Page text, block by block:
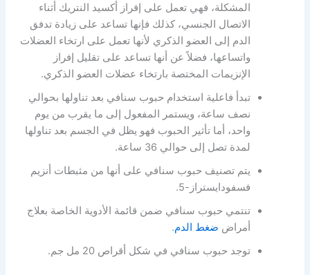
المشكلة، فهي تعمل على إفراز أكسيد النتريك أثناء
الاتصال الجنسي، كذلك فإنها تساعد على زيادة تدفق
الدم إلى العضو الذكري لأنها تعمل على ارتخاء العضلات
واتساعها، فضلاً عن أنها تساعد على تقليل إفراز
الإنزيمات المختصة بارتخاء عضلات العضو الذكري.
تبدأ فاعلية استخدام حبوب سنافي بعد تناولها بحوالي
نصف ساعة، ويستمر المفعول إلى ما يقرب من يوم
واحد، أما تأثير الحبوب فهو يظل في الجسم بعد تناولها
لمدة تصل إلى حوالي 36 ساعة.
يتم تصنيف حبوب سنافي على أنها من مثبطات أنزيم
فسفودايستراز-5.
تنتمي حبوب سنافي ضمن قائمة الأدوية الخاصة بعلاج
أمراض ضغط الدم.
توجد حبوب سنافي في شكل أقراص 20 مل جم.